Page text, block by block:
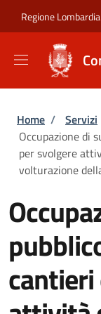
Regione Lombardia
Briciole
Home / Servizi
Occupazione di
per svolgere
volturazione